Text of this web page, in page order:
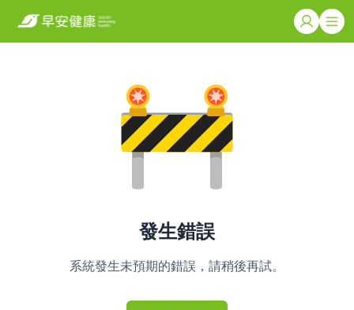
發生錯誤
系統發生未預期的錯誤，請稍後再試。